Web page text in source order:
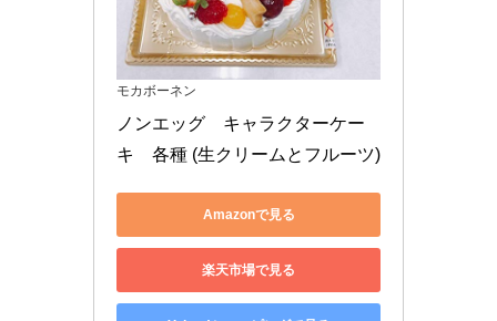
モカボーネン
ノンエッグ　キャラクターケー
キ　各種 (生クリームとフルーツ)
Amazonで見る
楽天市場で見る